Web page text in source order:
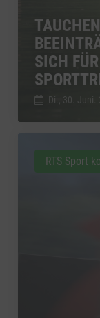
SICH
Di., 30. Juni.
RTS Sport